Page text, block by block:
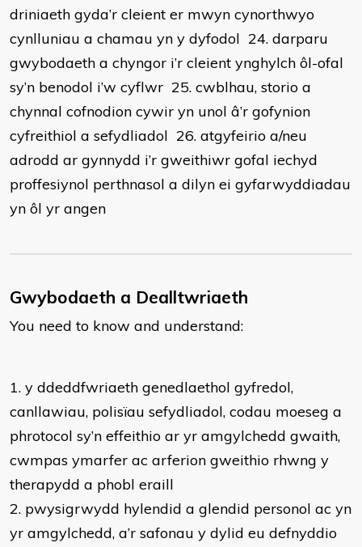
driniaeth gyda’r cleient er mwyn cynorthwyo
cynlluniau a chamau yn y dyfodol 24. darparu
gwybodaeth a chyngor i’r cleient ynghylch ôl-ofal
sy’n benodol i’w cyflwr 25. cwblhau, storio a
chynnal cofnodion cywir yn unol â’r gofynion
cyfreithiol a sefydliadol 26. atgyfeirio a/neu
adrodd ar gynnydd i’r gweithiwr gofal iechyd
proffesiynol perthnasol a dilyn ei gyfarwyddiadau
yn ôl yr angen
Gwybodaeth a Dealltwriaeth
You need to know and understand:
1. y ddeddfwriaeth genedlaethol gyfredol,
canllawiau, polisïau sefydliadol, codau moeseg a
phrotocol sy’n effeithio ar yr amgylchedd gwaith,
cwmpas ymarfer ac arferion gweithio rhwng y
therapydd a phobl eraill
2. pwysigrwydd hylendid a glendid personol ac yn
yr amgylchedd, a’r safonau y dylid eu defnyddio